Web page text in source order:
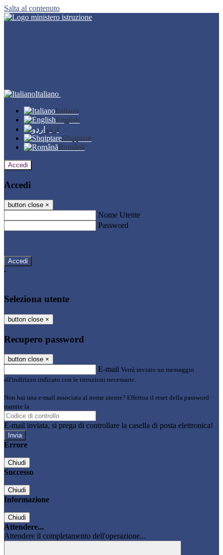
Salta al contenuto
Italiano
Italiano
English
اردو
Shqiptare
Română
Accedi
Accedi
button close ×
Nome Utente
Password
-
Seleziona utente
button close ×
Recupero password
button close ×
E-mail Verrà inviato un messaggio
all'indirizzo indicato con le istruzioni necessarie.
Non hai una e-mail associata al nome utente? Effettua il reset della password
tramite la
E-mail inviata, si prega di controllare la casella di posta elettronica!
Errore
Chiudi
Successo
Chiudi
Informazione
Chiudi
Attendere...
Attendere il completamento dell'operazione...